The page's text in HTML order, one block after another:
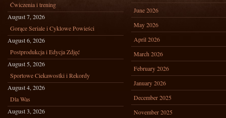
Ćwiczenia i trening
August 7, 2026
Gorące Seriale i Cyklowe Powieści
August 6, 2026
Postprodukcja i Edycja Zdjęć
August 5, 2026
Sportowe Ciekawostki i Rekordy
August 4, 2026
Dla Was
August 3, 2026
June 2026
May 2026
April 2026
March 2026
February 2026
January 2026
December 2025
November 2025